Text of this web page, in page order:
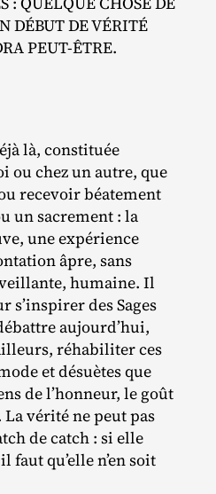
DÉBUT DE VÉRITÉ
PEUT‐ÊTRE.
là, constituée
ou chez un autre, que
recevoir béatement
un sacrement : la
une expérience
âpre, sans
humaine. Il
s’inspirer des Sages
aujourd’hui,
réhabiliter ces
et désuètes que
de l’honneur, le goût
vérité ne peut pas
de catch : si elle
faut qu’elle n’en soit